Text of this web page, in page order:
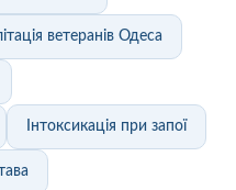
ветеранів Одеса
Інтоксикація при запої